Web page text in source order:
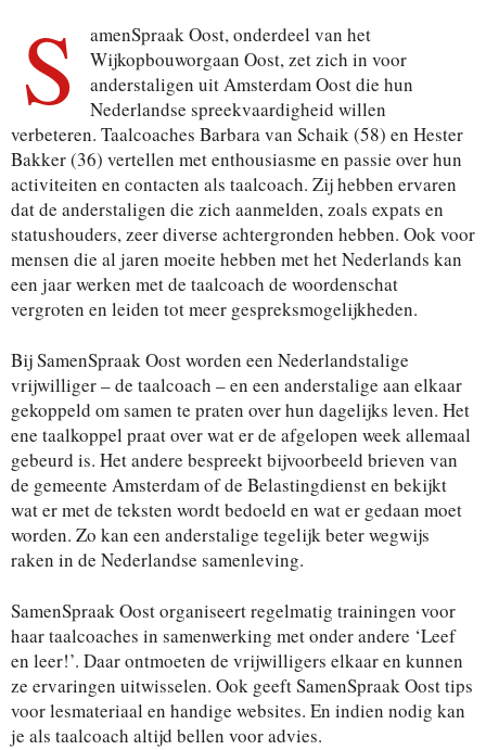
S
amenSpraak Oost, onderdeel van het
Wijkopbouworgaan Oost, zet zich in voor
anderstaligen uit Amsterdam Oost die hun
Nederlandse spreekvaardigheid willen
verbeteren. Taalcoaches Barbara van Schaik (58) en Hester
Bakker (36) vertellen met enthousiasme en passie over hun
activiteiten en contacten als taalcoach. Zij hebben ervaren
dat de anderstaligen die zich aanmelden, zoals expats en
statushouders, zeer diverse achtergronden hebben. Ook voor
mensen die al jaren moeite hebben met het Nederlands kan
een jaar werken met de taalcoach de woordenschat
vergroten en leiden tot meer gespreksmogelijkheden.
Bij SamenSpraak Oost worden een Nederlandstalige
vrijwilliger – de taalcoach – en een anderstalige aan elkaar
gekoppeld om samen te praten over hun dagelijks leven. Het
ene taalkoppel praat over wat er de afgelopen week allemaal
gebeurd is. Het andere bespreekt bijvoorbeeld brieven van
de gemeente Amsterdam of de Belastingdienst en bekijkt
wat er met de teksten wordt bedoeld en wat er gedaan moet
worden. Zo kan een anderstalige tegelijk beter wegwijs
raken in de Nederlandse samenleving.
SamenSpraak Oost organiseert regelmatig trainingen voor
haar taalcoaches in samenwerking met onder andere ‘Leef
en leer!’. Daar ontmoeten de vrijwilligers elkaar en kunnen
ze ervaringen uitwisselen. Ook geeft SamenSpraak Oost tips
voor lesmateriaal en handige websites. En indien nodig kan
je als taalcoach altijd bellen voor advies.